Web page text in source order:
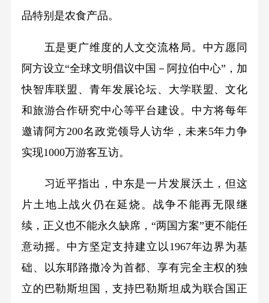
品特别是农食产品。
五是更广维度的人文交流格局。中方愿同
阿方设立“全球文明倡议中国－阿拉伯中心”，加
快智库联盟、青年发展论坛、大学联盟、文化
和旅游合作研究中心等平台建设。中方将每年
邀请阿方200名政党领导人访华，未来5年力争
实现1000万游客互访。
习近平指出，中东是一片发展沃土，但这
片土地上战火仍在延烧。战争不能再无限继
续，正义也不能永久缺席，“两国方案”更不能任
意动摇。中方坚定支持建立以1967年边界为基
础、以东耶路撒冷为首都、享有完全主权的独
立的巴勒斯坦国，支持巴勒斯坦成为联合国正